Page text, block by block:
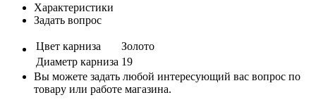
Характеристики
Задать вопрос
Цвет карниза
Золото
Диаметр карниза 19
Вы можете задать любой интересующий вас вопрос по
товару или работе магазина.